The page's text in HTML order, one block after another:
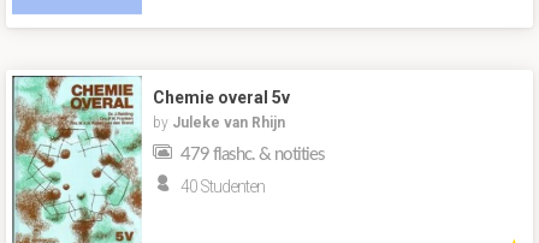
Chemie overal 5v
by Juleke van Rhijn
479 flashc. & notities
40 Studenten